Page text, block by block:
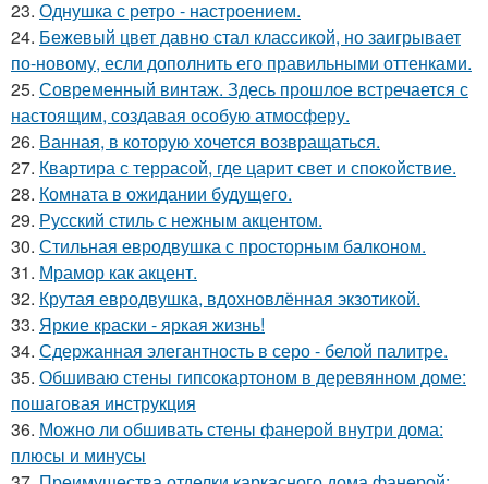
23. Однушка с ретро - настроением.
24. Бежевый цвет давно стал классикой, но заигрывает
по-новому, если дополнить его правильными оттенками.
25. Современный винтаж. Здесь прошлое встречается с
настоящим, создавая особую атмосферу.
26. Ванная, в которую хочется возвращаться.
27. Квартира с террасой, где царит свет и спокойствие.
28. Комната в ожидании будущего.
29. Русский стиль с нежным акцентом.
30. Стильная евродвушка с просторным балконом.
31. Мрамор как акцент.
32. Крутая евродвушка, вдохновлённая экзотикой.
33. Яркие краски - яркая жизнь!
34. Сдержанная элегантность в серо - белой палитре.
35. Обшиваю стены гипсокартоном в деревянном доме:
пошаговая инструкция
36. Можно ли обшивать стены фанерой внутри дома:
плюсы и минусы